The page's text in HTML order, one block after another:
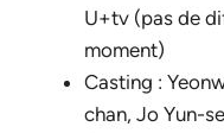
U+tv (pas de
moment)
Casting :
chan, Jo Yun-